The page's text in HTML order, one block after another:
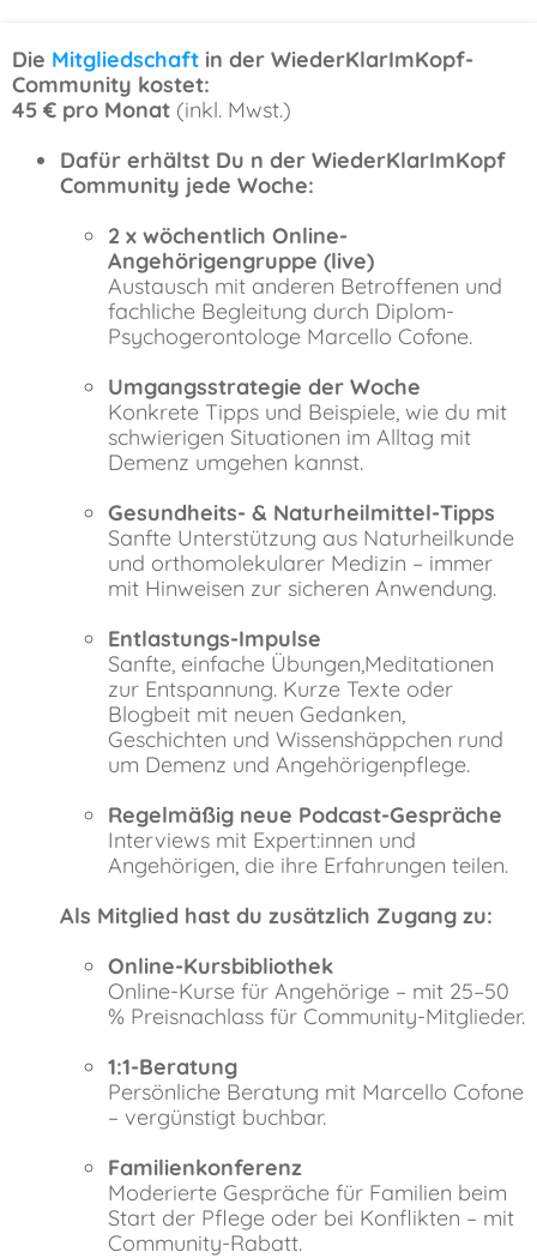
Die Mitgliedschaft in der WiederKlarImKopf-
Community kostet:
45 € pro Monat (inkl. Mwst.)
Dafür erhältst Du n der WiederKlarImKopf
Community jede Woche:
2 x wöchentlich Online-
Angehörigengruppe (live)
Austausch mit anderen Betroffenen und
fachliche Begleitung durch Diplom-
Psychogerontologe Marcello Cofone.
Umgangsstrategie der Woche
Konkrete Tipps und Beispiele, wie du mit
schwierigen Situationen im Alltag mit
Demenz umgehen kannst.
Gesundheits- & Naturheilmittel-Tipps
Sanfte Unterstützung aus Naturheilkunde
und orthomolekularer Medizin – immer
mit Hinweisen zur sicheren Anwendung.
Entlastungs-Impulse
Sanfte, einfache Übungen,Meditationen
zur Entspannung. Kurze Texte oder
Blogbeit mit neuen Gedanken,
Geschichten und Wissenshäppchen rund
um Demenz und Angehörigenpflege.
Regelmäßig neue Podcast-Gespräche
Interviews mit Expert:innen und
Angehörigen, die ihre Erfahrungen teilen.
Als Mitglied hast du zusätzlich Zugang zu:
Online-Kursbibliothek
Online-Kurse für Angehörige – mit 25–50
% Preisnachlass für Community-Mitglieder.
1:1-Beratung
Persönliche Beratung mit Marcello Cofone
– vergünstigt buchbar.
Familienkonferenz
Moderierte Gespräche für Familien beim
Start der Pflege oder bei Konflikten – mit
Community-Rabatt.